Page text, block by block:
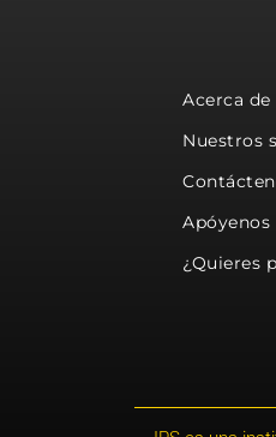
Acerca de
Nuestros
Apóyenos
¿Quieres